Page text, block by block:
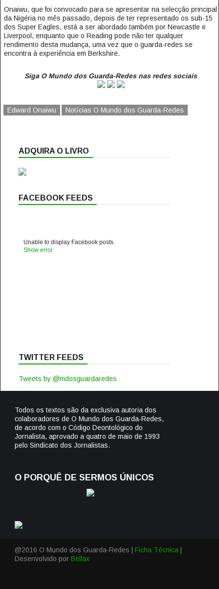
Onaiwu, que foi convocado para se apresentar na selecção principal
da Nigéria no mês passado, depois de ter representado os sub-15
dos Super Eagles, está a ser abordado também por Newcastle e
Liverpool, enquanto que o Reading pode não ter qualquer
rendimento desta mudança, uma vez que o guarda-redes se
encontra à experiência em Berkshire.
Siga O Mundo dos Guarda-Redes nas redes sociais
Edward Onaiwu Notícias O Mundo dos Guarda-Redes
ADQUIRA O LIVRO
FACEBOOK FEEDS
Unable to display Facebook posts.
Show error
TWITTER FEEDS
Tweets by @mdosguardaredes
Todos os textos são da exclusiva autoria dos
colaboradores de O Mundo dos Guarda-Redes,
de acordo com o Código Deontológico do
Jornalista, aprovado a quatro de maio de 1993
pelo Sindicato dos Jornalistas.
O PORQUÊ DE SERMOS ÚNICOS
@2016 O Mundo dos Guarda-Redes | Ficha Técnica
Desenvolvido por Bellax